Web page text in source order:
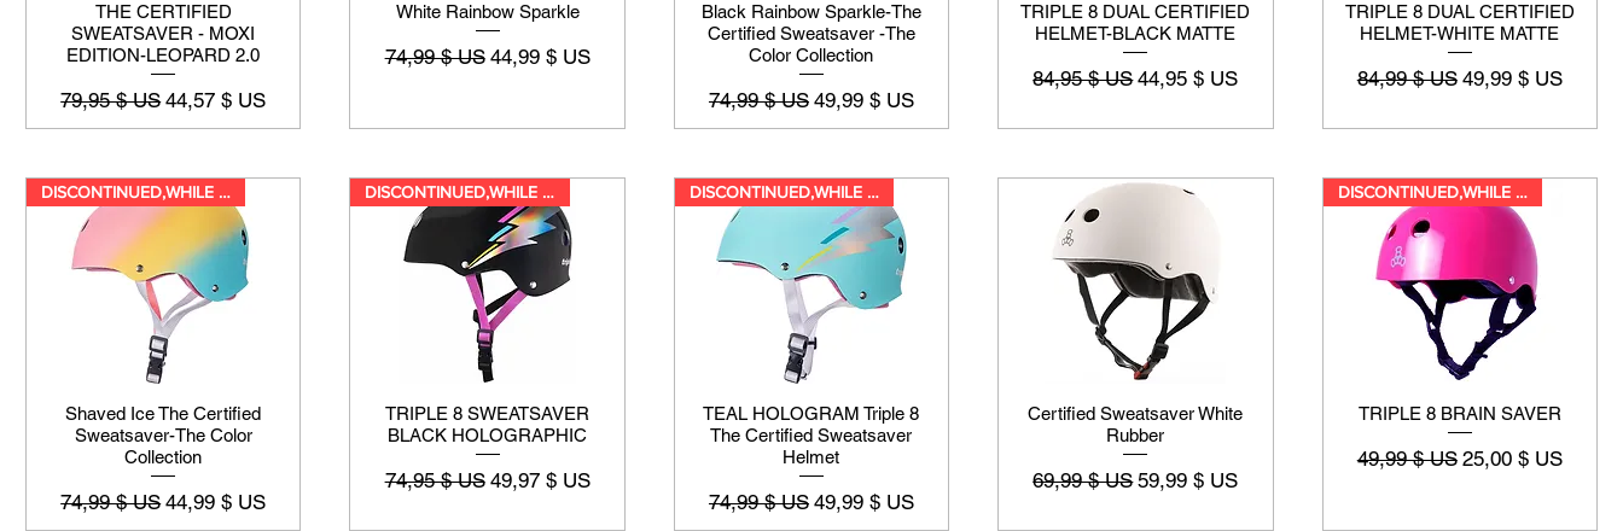
THE CERTIFIED
SWEATSAVER - MOXI
EDITION-LEOPARD 2.0
Prix original
79,95 $ USPrix promotionnel
44,57 $ US
White Rainbow Sparkle
Prix original
74,99 $ US Prix promotionnel
44,99 $ US
Black Rainbow Sparkle-The
Certified Sweatsaver -The
Color Collection
Prix original
74,99 $ US Prix promotionnel
49,99 $ US
TRIPLE 8 DUAL CERTIFIED
HELMET-BLACK MATTE
Prix original
84,95 $ USPrix promotionnel
44,95 $ US
TRIPLE 8 DUAL CERTIFIED
HELMET-WHITE MATTE
Prix original
84,99 $ US Prix promotionnel
49,99 $ US
DISCONTINUED,WHILE SUPPLIES LA
Shaved Ice The Certified
Sweatsaver-The Color
Collection
Prix original
74,99 $ USPrix promotionnel
44,99 $ US
DISCONTINUED,WHILE SUPPLIES LA
TRIPLE 8 SWEATSAVER
BLACK HOLOGRAPHIC
Prix original
74,95 $ US Prix promotionnel
49,97 $ US
DISCONTINUED,WHILE SUPPLIES LA
TEAL HOLOGRAM Triple 8
The Certified Sweatsaver
Helmet
Prix original
74,99 $ US Prix promotionnel
49,99 $ US
Certified Sweatsaver White
Rubber
Prix original
69,99 $ USPrix promotionnel
59,99 $ US
DISCONTINUED,WHILE SUPPLIES LA
TRIPLE 8 BRAIN SAVER
Prix original
49,99 $ US Prix promotionnel
25,00 $ US